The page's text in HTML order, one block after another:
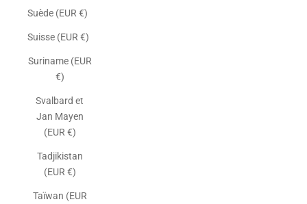
Suède (EUR €)
Suisse (EUR €)
Suriname (EUR
€)
Svalbard et
Jan Mayen
(EUR €)
Tadjikistan
(EUR €)
Taïwan (EUR